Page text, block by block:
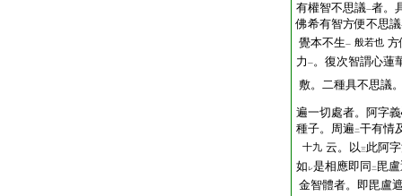
有權智不思議一者。
佛希有智方便不思議
覺本不生一 般若也 方
力 一。復次智謂心蓮
敷。二種具不思議
遍一切處者。阿字義
種子。周遍 二干有情
十九 云。以三此阿
如 レ是相應即同 二 毘
金智體者。即毘盧